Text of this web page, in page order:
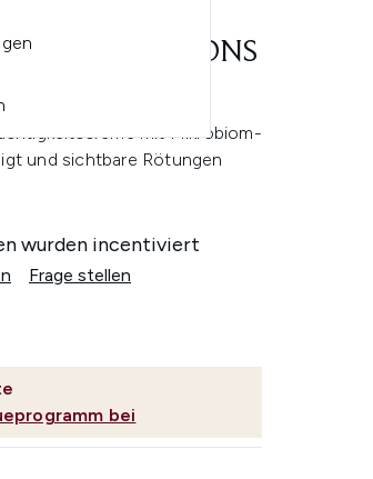
SOLUTIONS
50ML
mit Mikrobiom-
und sichtbare Rötungen
wurden incentiviert
Frage stellen
bei